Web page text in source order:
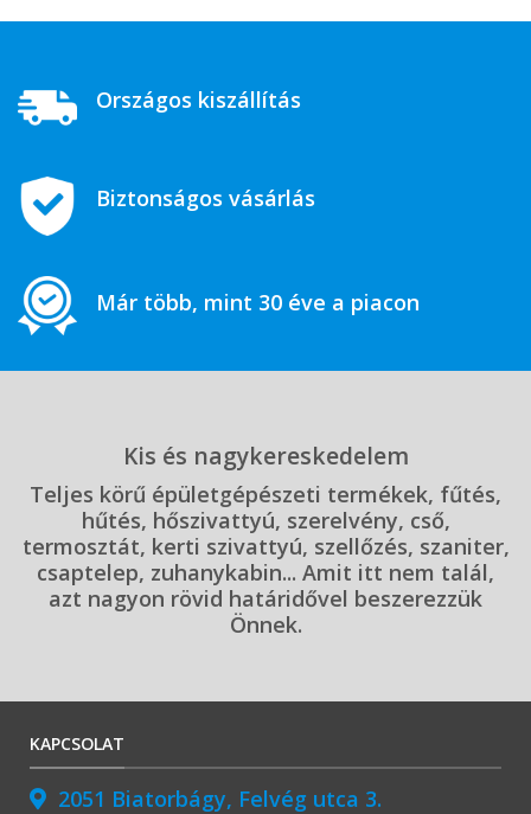
Országos kiszállítás
Biztonságos vásárlás
Már több, mint 30 éve a piacon
Kis és nagykereskedelem
Teljes körű épületgépészeti termékek, fűtés,
hűtés, hőszivattyú, szerelvény, cső,
termosztát, kerti szivattyú, szellőzés, szaniter,
csaptelep, zuhanykabin... Amit itt nem talál,
azt nagyon rövid határidővel beszerezzük
Önnek.
KAPCSOLAT
2051 Biatorbágy, Felvég utca 3.